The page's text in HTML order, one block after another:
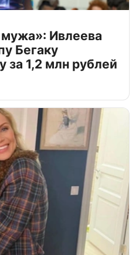
мужа»: Ивлеева
Бегаку
1,2 млн рублей